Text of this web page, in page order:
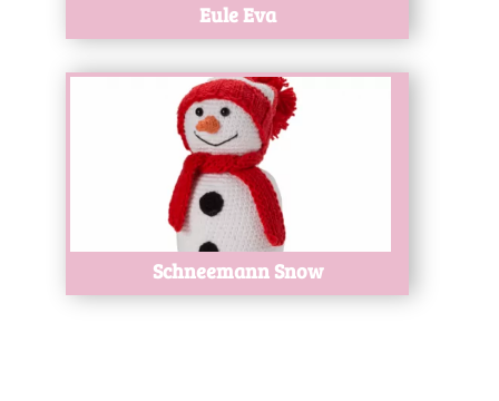
Eule Eva
Schneemann Snow